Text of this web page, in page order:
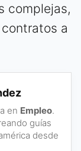
complejas,
a
en Empleo.
guías
desde